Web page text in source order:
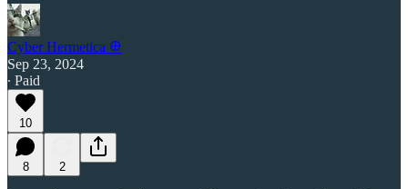
Cyber Hermetica 𐀏
Sep 23, 2024
∙ Paid
10
8 2